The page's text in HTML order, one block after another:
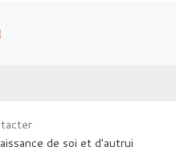
de soi et d'autrui